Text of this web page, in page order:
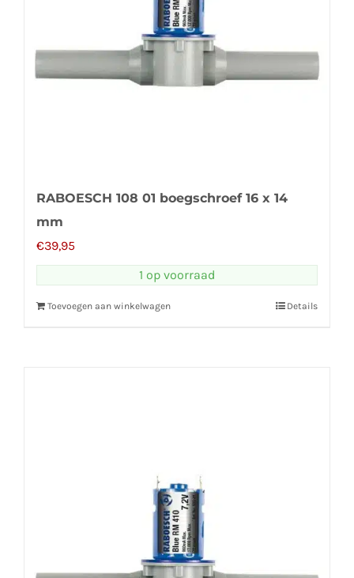
RABOESCH 108 01 boegschroef 16 x 14
mm
€39,95
1 op voorraad
Toevoegen aan winkelwagen Details